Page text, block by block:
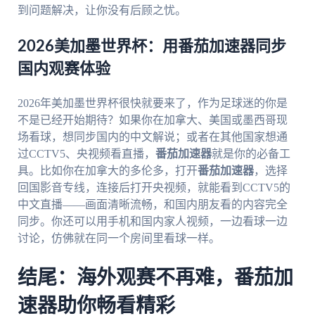
到问题解决，让你没有后顾之忧。
2026美加墨世界杯：用番茄加速器同步
国内观赛体验
2026年美加墨世界杯很快就要来了，作为足球迷的你是
不是已经开始期待？如果你在加拿大、美国或墨西哥现
场看球，想同步国内的中文解说；或者在其他国家想通
过CCTV5、央视频看直播， 番茄加速器就是你的必备工
具。比如你在加拿大的多伦多，打开番茄加速器，选择
回国影音专线，连接后打开央视频，就能看到CCTV5的
中文直播——画面清晰流畅，和国内朋友看的内容完全
同步。你还可以用手机和国内家人视频，一边看球一边
讨论，仿佛就在同一个房间里看球一样。
结尾：海外观赛不再难，番茄加
速器助你畅看精彩